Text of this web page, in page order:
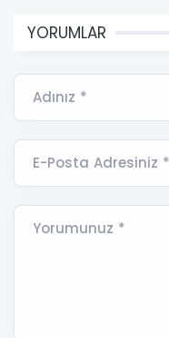
YORUMLAR
Adınız *
E-Posta Adresiniz *
Yorumunuz *